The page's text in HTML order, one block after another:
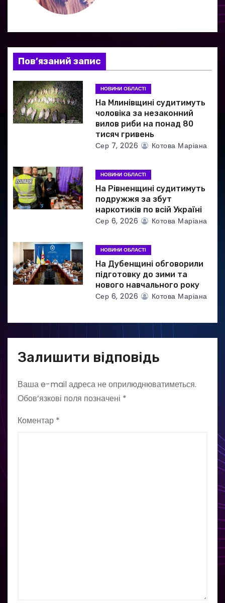
я
з
а
п
и
в
Пов’язаний запис
НОВИНИ ОБЛАСТІ
На Млинівщині судитимуть
чоловіка за незаконний
вилов риби на понад 80
тисяч гривень
Сер 7, 2026 Котова Маріана
НОВИНИ ОБЛАСТІ
На Рівненщині судитимуть
подружжя за збут
наркотиків по всій Україні
Сер 6, 2026 Котова Маріана
НОВИНИ ОБЛАСТІ
На Дубенщині обговорили
підготовку до зими та
нового навчального року
Сер 6, 2026 Котова Маріана
Залишити відповідь
Ваша e-mail адреса не оприлюднюватиметься.
Обов’язкові поля позначені *
Коментар *